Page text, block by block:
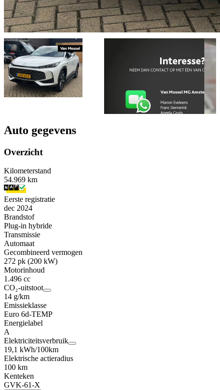
Auto gegevens
Overzicht
Kilometerstand
54.969 km
Eerste registratie
dec 2024
Brandstof
Plug-in hybride
Transmissie
Automaat
Gecombineerd vermogen
272 pk (200 kW)
Motorinhoud
1.496 cc
CO₂-uitstoot
14 g/km
Emissieklasse
Euro 6d-TEMP
Energielabel
A
Elektriciteitsverbruik
19,1 kWh/100km
Elektrische actieradius
100 km
Kenteken
GVK-61-X